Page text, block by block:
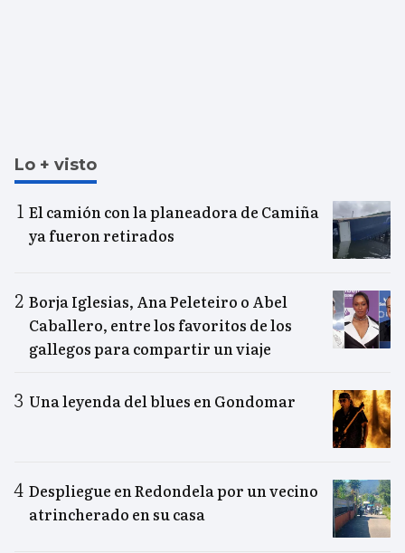
Lo + visto
El camión con la planeadora de Camiña
ya fueron retirados
Borja Iglesias, Ana Peleteiro o Abel
Caballero, entre los favoritos de los
gallegos para compartir un viaje
Una leyenda del blues en Gondomar
Despliegue en Redondela por un vecino
atrincherado en su casa